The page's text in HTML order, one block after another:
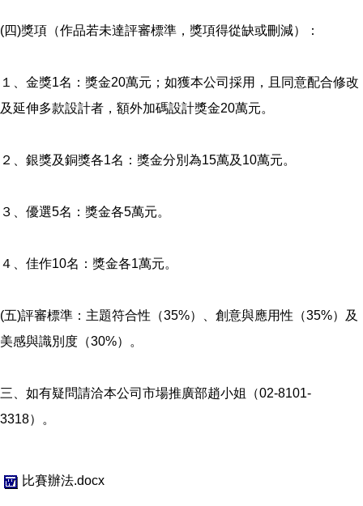
(四)獎項（作品若未達評審標準，獎項得從缺或刪減）：
１、金獎1名：獎金20萬元；如獲本公司採用，且同意配合修改
及延伸多款設計者，額外加碼設計獎金20萬元。
２、銀獎及銅獎各1名：獎金分別為15萬及10萬元。
３、優選5名：獎金各5萬元。
４、佳作10名：獎金各1萬元。
(五)評審標準：主題符合性（35%）、創意與應用性（35%）及
美感與識別度（30%）。
三、如有疑問請洽本公司市場推廣部趙小姐（02-8101-
3318）。
比賽辦法.docx